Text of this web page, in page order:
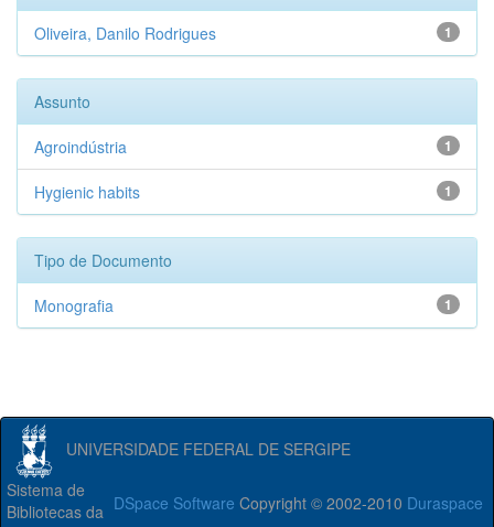
1
Oliveira, Danilo Rodrigues
Assunto
1
Agroindústria
1
Hygienic habits
Tipo de Documento
1
Monografia
UNIVERSIDADE FEDERAL DE SERGIPE
DSpace Software Copyright © 2002-2010 Duraspace
Sistema de
Bibliotecas da